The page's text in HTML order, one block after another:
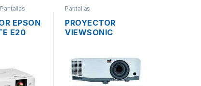
Pantallas
EPSON
E20
OUT
Pantallas
PROYECTOR
VIEWSONIC
2XVGA, 1XSERIAL
RS232 DB9, RCA
AUID OUT